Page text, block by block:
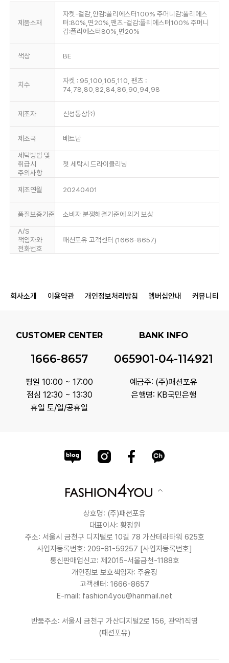
제품소재
자켓-겉감,안감:폴리에스터100% 주머니감:폴리에스
터:80%,면20%,팬츠-겉감:폴리에스터100% 주머니
감:폴리에스터80%,면20%
색상 BE
치수
자켓 : 95,100,105,110, 팬츠 :
74,78,80,82,84,86,90,94,98
제조자 신성통상㈜
제조국 베트남
세탁방법 및
취급시
주의사항
첫 세탁시 드라이클리닝
제조연월 20240401
품질보증기준 소비자 분쟁해결기준에 의거 보상
A/S
책임자와
전화번호
패션포유 고객센터 (1666-8657)
회사소개 이용약관 개인정보처리방침 멤버십안내 커뮤니티
CUSTOMER CENTER
1666-8657
평일 10:00 ~ 17:00
점심 12:30 ~ 13:30
휴일 토/일/공휴일
BANK INFO
065901-04-114921
예금주: (주)패션포유
은행명: KB국민은행
상호명: (주)패션포유
대표이사: 황정원
주소: 서울시 금천구 디지털로 10길 78 가산테라타워 625호
사업자등록번호: 209-81-59257 [사업자등록번호]
통신판매업신고: 제2015-서울금천-1188호
개인정보 보호책임자: 주윤정
고객센터: 1666-8657
E-mail: fashion4you@hanmail.net
반품주소: 서울시 금천구 가산디지털2로 156, 관악1직영
(패션포유)